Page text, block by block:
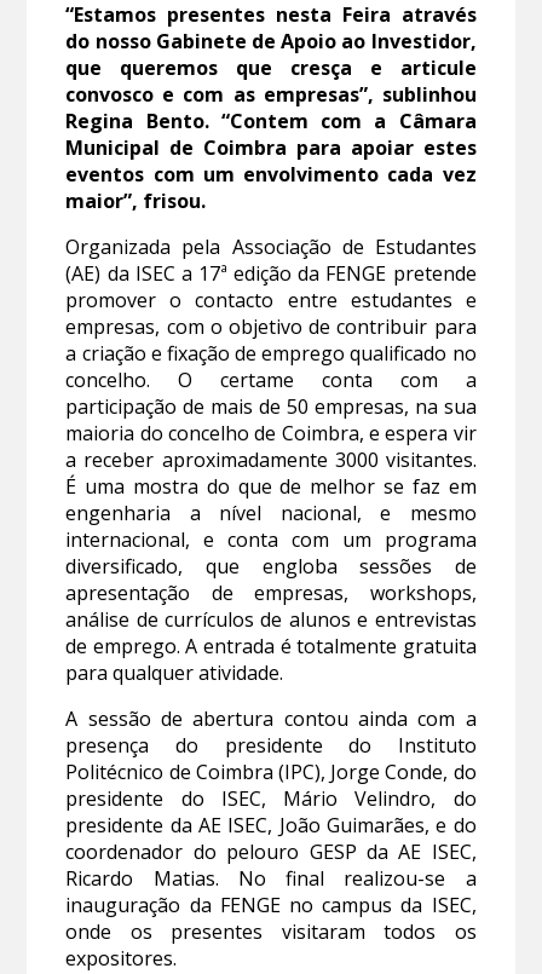
“Estamos presentes nesta Feira através
do nosso Gabinete de Apoio ao Investidor,
que queremos que cresça e articule
convosco e com as empresas”, sublinhou
Regina Bento. “Contem com a Câmara
Municipal de Coimbra para apoiar estes
eventos com um envolvimento cada vez
maior”, frisou.
Organizada pela Associação de Estudantes
(AE) da ISEC a 17ª edição da FENGE pretende
promover o contacto entre estudantes e
empresas, com o objetivo de contribuir para
a criação e fixação de emprego qualificado no
concelho. O certame conta com a
participação de mais de 50 empresas, na sua
maioria do concelho de Coimbra, e espera vir
a receber aproximadamente 3000 visitantes.
É uma mostra do que de melhor se faz em
engenharia a nível nacional, e mesmo
internacional, e conta com um programa
diversificado, que engloba sessões de
apresentação de empresas, workshops,
análise de currículos de alunos e entrevistas
de emprego. A entrada é totalmente gratuita
para qualquer atividade.
A sessão de abertura contou ainda com a
presença do presidente do Instituto
Politécnico de Coimbra (IPC), Jorge Conde, do
presidente do ISEC, Mário Velindro, do
presidente da AE ISEC, João Guimarães, e do
coordenador do pelouro GESP da AE ISEC,
Ricardo Matias. No final realizou-se a
inauguração da FENGE no campus da ISEC,
onde os presentes visitaram todos os
expositores.